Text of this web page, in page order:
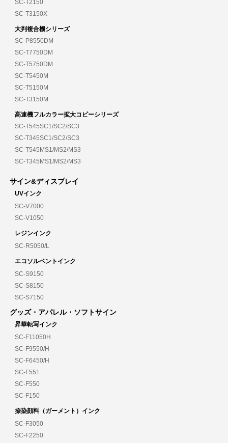
SC-T2150
SC-T3150X
大判複合機シリーズ
SC-P8550DM
SC-T7750DM
SC-T5750DM
SC-T5450M
SC-T5150M
SC-T3150M
高速機フルカラー拡大コピーシリーズ
SC-T545SC1/SC2/SC3
SC-T345SC1/SC2/SC3
SC-T545MS1/MS2/MS3
SC-T345MS1/MS2/MS3
サイン&ディスプレイ
UVインク
SC-V7000
SC-V1050
レジンインク
SC-R5050/L
エコソルベントインク
SC-S9150
SC-S8150
SC-S7150
グッズ・アパレル・ソフトサイン
昇華転写インク
SC-F11050H
SC-F9550/H
SC-F6450/H
SC-F551
SC-F550
SC-F150
捺染顔料（ガーメント）インク
SC-F3050
SC-F2250